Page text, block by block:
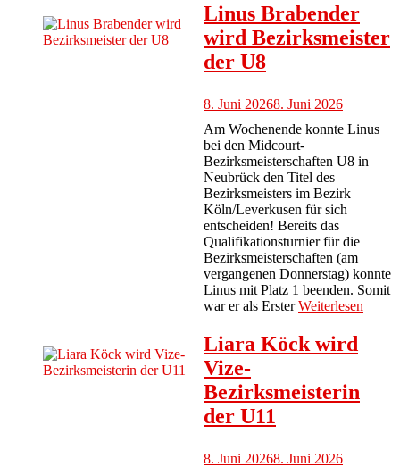
Linus Brabender
wird Bezirksmeister
der U8
8. Juni 20268. Juni 2026
Am Wochenende konnte Linus
bei den Midcourt-
Bezirksmeisterschaften U8 in
Neubrück den Titel des
Bezirksmeisters im Bezirk
Köln/Leverkusen für sich
entscheiden! Bereits das
Qualifikationsturnier für die
Bezirksmeisterschaften (am
vergangenen Donnerstag) konnte
Linus mit Platz 1 beenden. Somit
war er als Erster Weiterlesen
Liara Köck wird
Vize-
Bezirksmeisterin
der U11
8. Juni 20268. Juni 2026